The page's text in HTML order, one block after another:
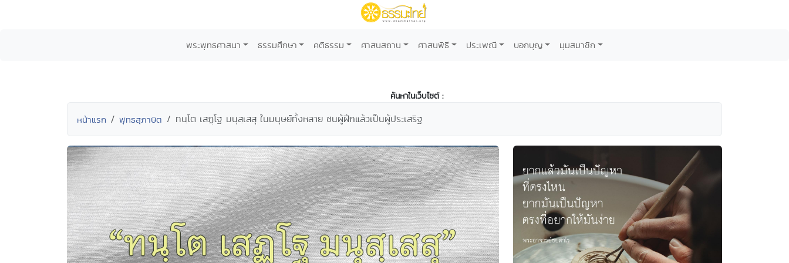
พระพุทธศาสนา ธรรมศึกษา คติธรรม ศาสนสถาน ศาสนพิธี ประเพณี บอกบุญ มุมสมาชิก
ค้นหาในเว็บไซต์ :
หน้าแรก พุทธสุภาษิต ทนฺโต เสฏฺโฐ มนุสฺเสสุ ในมนุษย์ทั้งหลาย ชนผู้ฝึกแล้วเป็นผู้ประเสริฐ